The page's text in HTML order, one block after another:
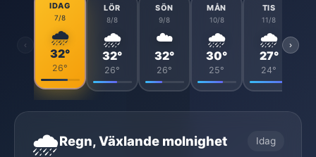
‹
IDAG
7/8
🌧️
32°
26°
LÖR
8/8
🌧️
32°
26°
SÖN
9/8
☁️
32°
26°
MÅN
10/8
🌧️
30°
25°
TIS
11/8
🌧️
27°
24°
›
🌧️Regn, Växlande molnighet Idag